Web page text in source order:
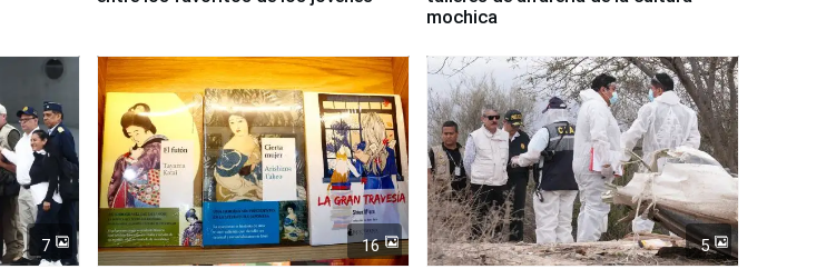
mochica
7 16 5